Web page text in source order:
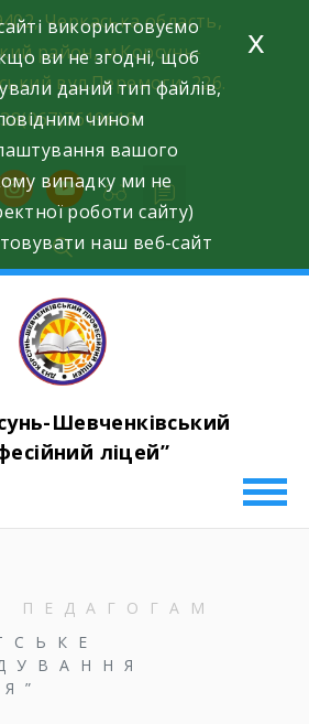
Черкаська область,
район, м.Корсунь-
вул.Перемоги, 226.
youtube
Шевченківський
ліцей”
ПЕДАГОГАМ
використовуємо
ви не згодні, щоб
даний тип файлів,
чином
вашого
випадку ми не
роботи сайту)
наш веб-сайт
x